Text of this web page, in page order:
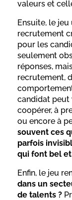
valeurs et
Ensuite, le
recrutement
pour les
seulement
réponses,
recrutement,
candidat peut
coopérer, à
ou encore à
souvent ces
parfois
qui font bel
Enfin, le jeu
dans un
de talents ?